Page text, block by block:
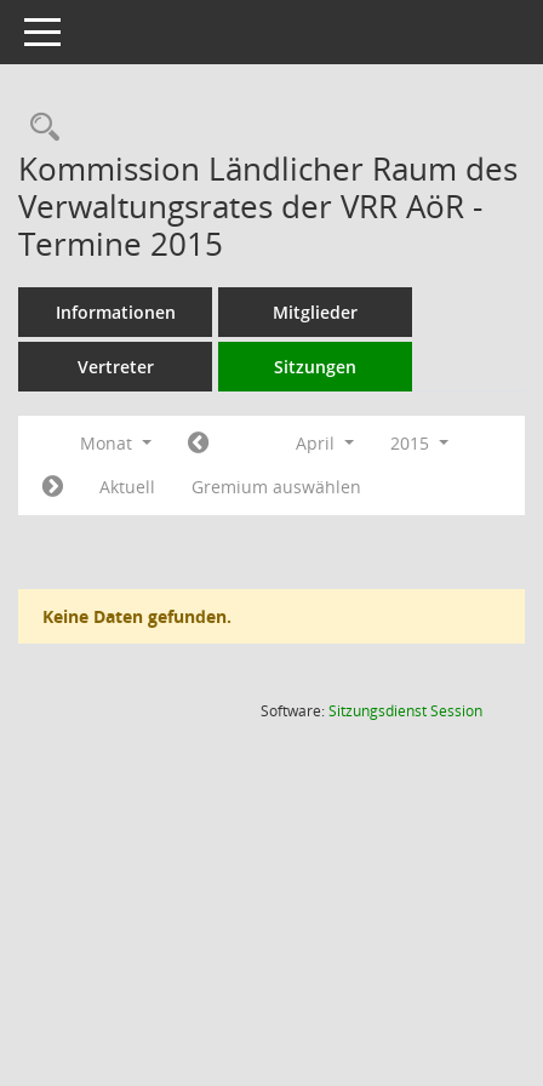
Toggle navigation
Rechercheauswahl
Kommission Ländlicher Raum des
Verwaltungsrates der VRR AöR -
Termine 2015
Informationen Mitglieder
Vertreter Sitzungen
Monat April
2015
Aktuell
Gremium auswählen
Keine Daten gefunden.
Software:SitzungsdienstSession(Wird in